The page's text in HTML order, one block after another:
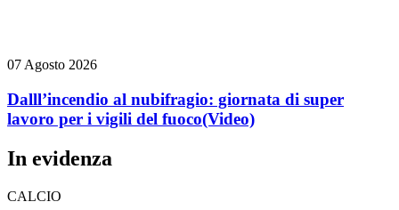
07 Agosto 2026
Dalll’incendio al nubifragio: giornata di super
lavoro per i vigili del fuoco(Video)
In evidenza
CALCIO